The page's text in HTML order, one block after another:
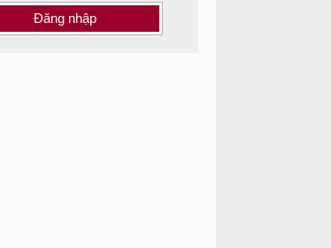
Đăng nhập